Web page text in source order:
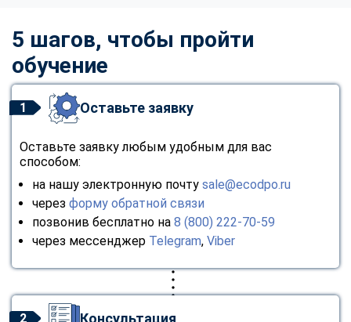
5 шагов, чтобы пройти
обучение
1 Оставьте заявку
Оставьте заявку любым удобным для вас
способом:
на нашу электронную почту sale@ecodpo.ru
через форму обратной связи
позвонив бесплатно на 8 (800) 222-70-59
через мессенджер Telegram, Viber
2 Консультация